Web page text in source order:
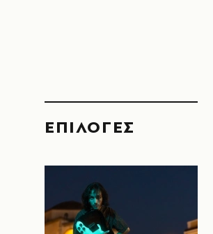
EΠΙΛΟΓΈΣ